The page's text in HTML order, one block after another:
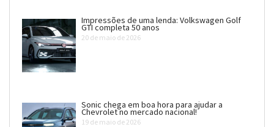
Impressões de uma lenda: Volkswagen Golf
GTI completa 50 anos
20 de maio de 2026
Sonic chega em boa hora para ajudar a
Chevrolet no mercado nacional!
19 de maio de 2026